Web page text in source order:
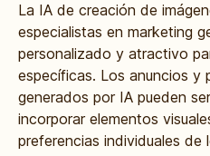
La IA de creación de
especialistas en marketing
personalizado y atractivo
específicas. Los anuncios y
generados por IA pueden
incorporar elementos
preferencias individuales de